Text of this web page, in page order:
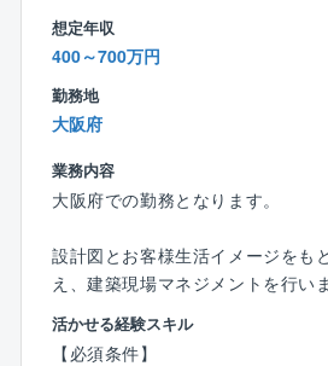
残業は月あたり10～20時間程度と
クローズするため、基本18時帰り
■稼いでいる方の例：
15年目 係長／年収1,633万円（月
＋賞与＋残業代）
７年目 係長／年収1,035万円（月
賞与＋残業代）
賞与＋残業代）
２年目 主任／年収862万円（月収
賞与＋残業代）
想定年収
400～700万円
勤務地
大阪府
業務内容
大阪府での勤務となります。
設計図とお客様生活イメージをも
え、建築現場マネジメントを行いま
契約成立後現場下見から始まり、
る仕事です。
活かせる経験スキル
【必須条件】